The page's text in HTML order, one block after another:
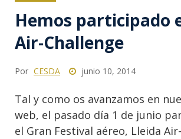
Hemos participado
Air-Challenge
Por CESDA junio 10, 2014
Tal y como os avanzamos en
web, el pasado día 1 de junio
el Gran Festival aéreo, Lleida